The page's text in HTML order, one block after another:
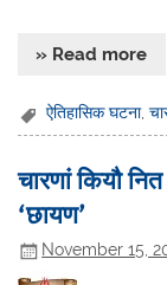
» Read more
ऐतिहासिक घटना,
चारणां कियौ
‘छायण’
November 15,